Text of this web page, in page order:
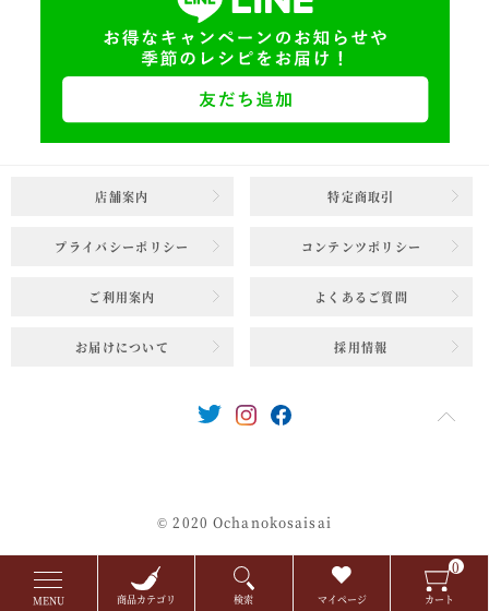
MENU 商品カテゴリ 検索 マイページ
0
カート
店舗案内 特定商取引
プライバシーポリシー コンテンツポリシー
ご利用案内 よくあるご質問
お届けについて 採用情報
© 2020 Ochanokosaisai